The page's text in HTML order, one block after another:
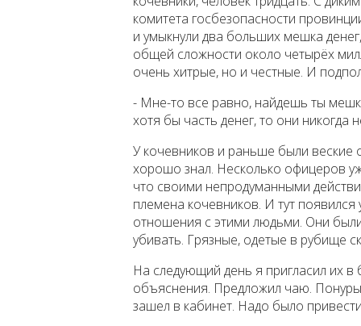
комитета госбезопасности
и умыкнули два больших мешка
общей сложности около четырёх
очень хитрые, но и честные. И
- Мне-то все равно, найдешь ты
хотя бы часть денег, то они никогда
У кочевников и раньше были веские
хорошо знал. Несколько офицеров
что своими непродуманными
племена кочевников. И тут
отношения с этими людьми. Они
убивать. Грязные, одетые в рубище
На следующий день я пригласил их в
объяснения. Предложил чаю.
зашел в кабинет. Надо было